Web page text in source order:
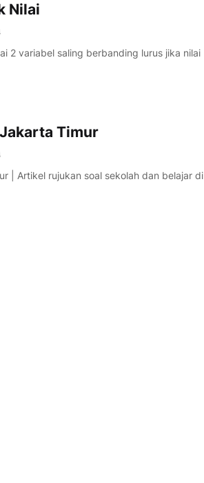
Nilai
2 variabel saling berbanding lurus jika nilai
Timur
| Artikel rujukan soal sekolah dan belajar di